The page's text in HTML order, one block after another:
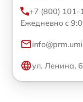
+7 (800) 101-
Ежедневно с
ул. Ленина,